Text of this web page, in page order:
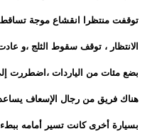
توقفت منتظرا انقشاع موجة
الانتظار ، توقف سقوط الثلج ،و
بضع مئات من الياردات ،اضطررت
هناك فريق من رجال الإسعاف
بسيارة أخرى كانت تسير أمامه